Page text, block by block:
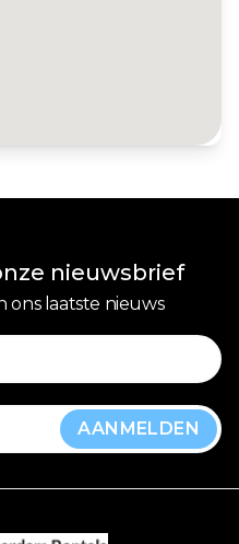
nieuwsbrief
ons laatste nieuws
AANMELDEN